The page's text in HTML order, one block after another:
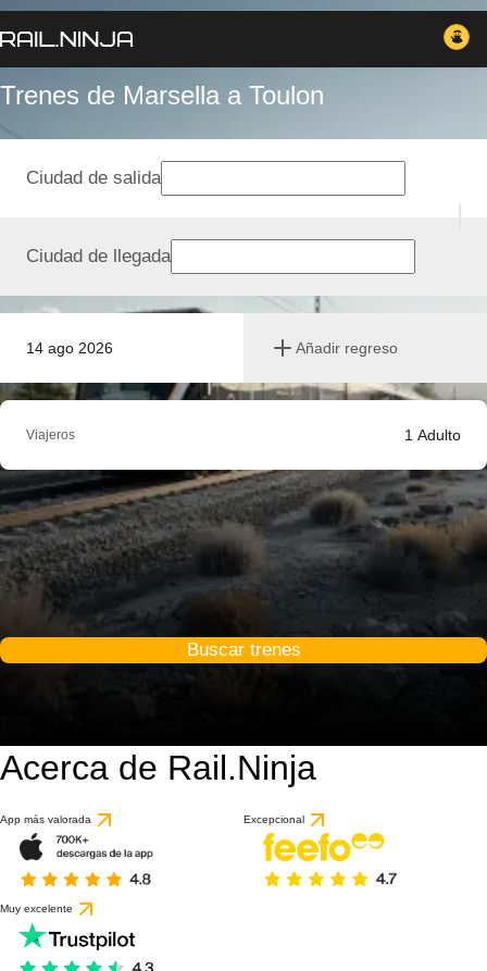
Trenes de Marsella a Toulon
14 ago 2026 Añadir regreso
Ciudad de salida
Ciudad de llegada
Viajeros 1 Adulto
Buscar trenes
Acerca de Rail.Ninja
App más valorada Excepcional
Muy excelente